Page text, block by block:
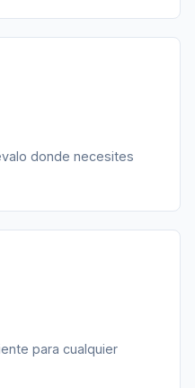
donde necesites
para cualquier